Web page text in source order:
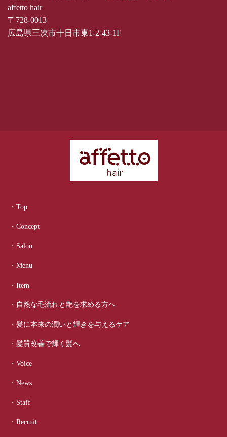
affetto hair
〒728-0013
広島県三次市十日市東1-2-43-1F
・Top
・Concept
・Salon
・Menu
・Item
・自然な毛流れと艶を求める方へ
・髪に本来の潤いと輝きを与えるケア
・髪質改善で輝く髪へ
・Voice
・News
・Staff
・Recruit